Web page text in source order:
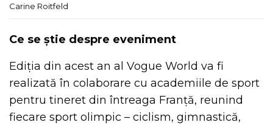
Carine Roitfeld
Ce se știe despre eveniment
Ediția din acest an al Vogue World va fi
realizată în colaborare cu academiile de sport
pentru tineret din întreaga Franță, reunind
fiecare sport olimpic – ciclism, gimnastică,